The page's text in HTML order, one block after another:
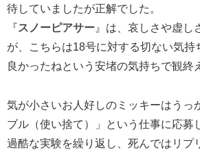
待していましたが正解でした。
『スノーピアサー 』は、哀しさや虚し
が、こちらは18号に対する切ない気持
良かったねという安堵の気持ちで観終
気が小さいお人好しのミッキーはうっ
ブル（使い捨て）」という仕事に応募
過酷な実験を繰り返し、死んではリプ